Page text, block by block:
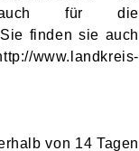
auch für die
finden sie auch
www.landkreis-
von 14 Tagen